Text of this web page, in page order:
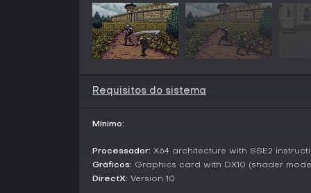
Requisitos do sistema
Mínimo:
Processador: X64 architecture with SSE2
Gráficos: Graphics card with DX10 (shader
DirectX: Version 10